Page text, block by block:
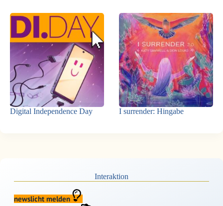
Digital Independence Day I surrender: Hingabe
Interaktion
newslicht melden